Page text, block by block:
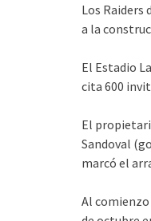
Los Raiders
a la
El Estadio
cita 600
El
Sandoval
marcó el
Al comienzo